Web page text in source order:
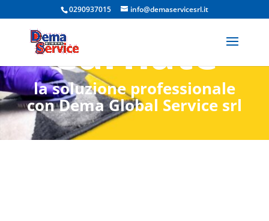
0290937015 info@demaservicesrl.it
Carnate
la soluzione professionale
con Dema Global Service srl